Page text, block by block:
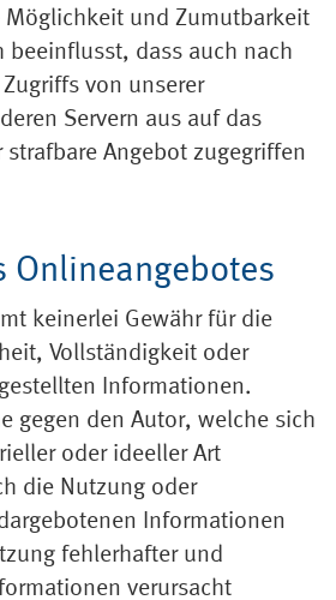
Möglichkeit und Zumutbarkeit
dass auch nach
von unserer
Servern aus auf das
Angebot zugegriffen
Onlineangebotes
keinerlei Gewähr für die
Vollständigkeit oder
Informationen.
gegen den Autor, welche sich
oder ideeller Art
die Nutzung oder
Informationen
fehlerhafter und
verursacht